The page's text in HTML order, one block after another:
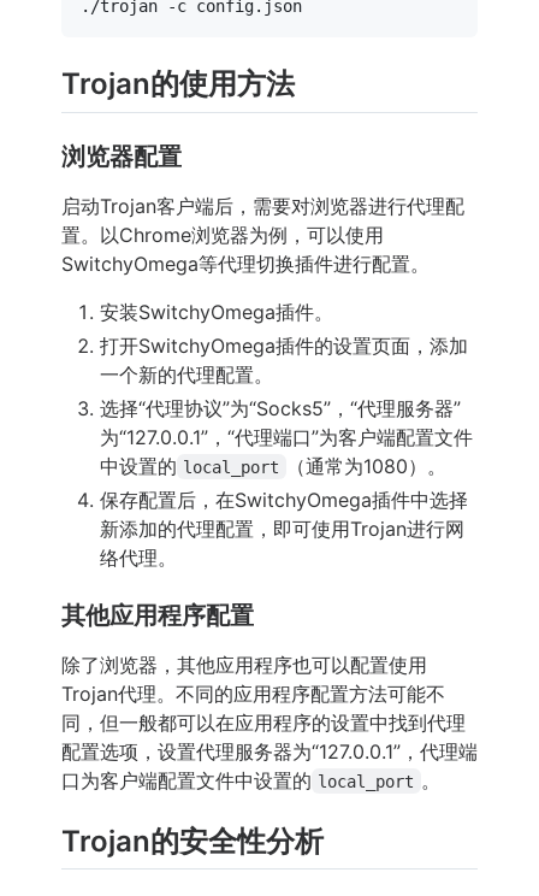
Trojan的使用方法
浏览器配置
启动Trojan客户端后，需要对浏览器进行代理配
置。以Chrome浏览器为例，可以使用
SwitchyOmega等代理切换插件进行配置。
安装SwitchyOmega插件。
打开SwitchyOmega插件的设置页面，添加
一个新的代理配置。
选择“代理协议”为“Socks5”，“代理服务器”
为“127.0.0.1”，“代理端口”为客户端配置文件
中设置的 local_port
（通常为1080）。
保存配置后，在SwitchyOmega插件中选择
新添加的代理配置，即可使用Trojan进行网
络代理。
其他应用程序配置
除了浏览器，其他应用程序也可以配置使用
Trojan代理。不同的应用程序配置方法可能不
同，但一般都可以在应用程序的设置中找到代理
配置选项，设置代理服务器为“127.0.0.1”，代理端
口为客户端配置文件中设置的 local_port 。
Trojan的安全性分析